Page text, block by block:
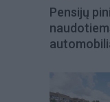
Pensijų